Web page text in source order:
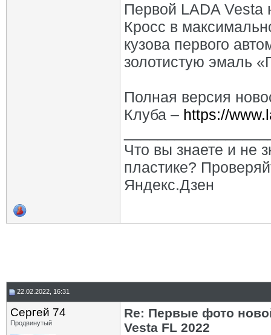
Первой LADA Vesta
Кросс в
кузова первого
золотистую эмаль
Полная версия
Клуба – https://
Что вы знаете и не
пластике?
Яндекс.Дзен
22.02.2022, 16:31
Сергей 74
Продвинутый
Re: Первые фото
Vesta FL 2022